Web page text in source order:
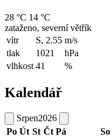
28 °C 14 °C
zataženo, severní větřík
vítr
S, 2.55 m/s
tlak
1021
hPa
vlhkost 41 %
Kalendář
Srpen2026
Po Út St Čt Pá So